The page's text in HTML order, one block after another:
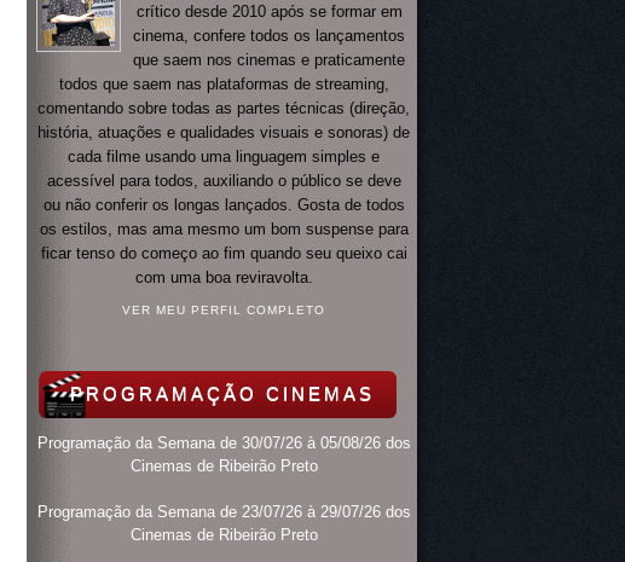
crítico desde 2010 após se formar em
cinema, confere todos os lançamentos
que saem nos cinemas e praticamente
todos que saem nas plataformas de streaming,
comentando sobre todas as partes técnicas (direção,
história, atuações e qualidades visuais e sonoras) de
cada filme usando uma linguagem simples e
acessível para todos, auxiliando o público se deve
ou não conferir os longas lançados. Gosta de todos
os estilos, mas ama mesmo um bom suspense para
ficar tenso do começo ao fim quando seu queixo cai
com uma boa reviravolta.
VER MEU PERFIL COMPLETO
PROGRAMAÇÃO CINEMAS
Programação da Semana de 30/07/26 à 05/08/26 dos
Cinemas de Ribeirão Preto
Programação da Semana de 23/07/26 à 29/07/26 dos
Cinemas de Ribeirão Preto